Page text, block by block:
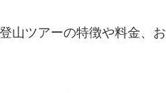
山ツアーの特徴や料金、